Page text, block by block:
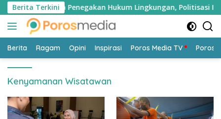
Langsung
ke
konten
Berita Terkini
Antara Penegakan Hukum Lingkungan, Politisasi Isu,
Berita Ragam Opini Inspirasi Poros Media TV Poros
Kenyamanan Wisatawan